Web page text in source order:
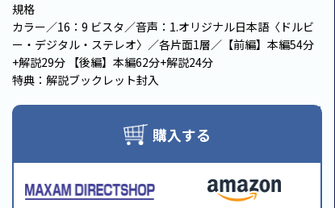
規格
カラー／16：9 ビスタ／音声：1.オリジナル日本語〈ドルビ
ー・デジタル・ステレオ〉／各片面1層／【前編】本編54分
+解説29分 【後編】本編62分+解説24分
特典：解説ブックレット封入
購入する